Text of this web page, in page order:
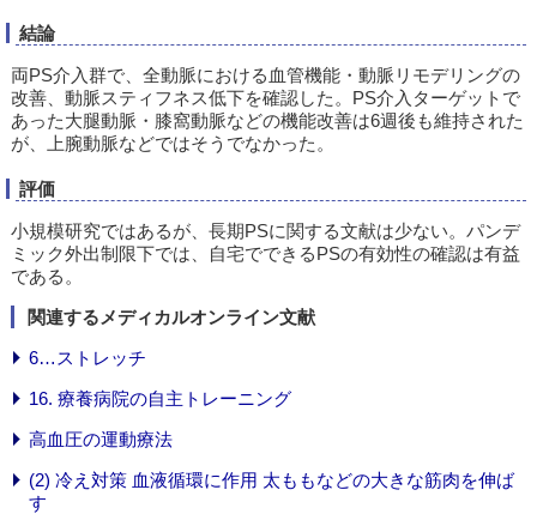
結論
両PS介入群で、全動脈における血管機能・動脈リモデリングの
改善、動脈スティフネス低下を確認した。PS介入ターゲットで
あった大腿動脈・膝窩動脈などの機能改善は6週後も維持された
が、上腕動脈などではそうでなかった。
評価
小規模研究ではあるが、長期PSに関する文献は少ない。パンデ
ミック外出制限下では、自宅でできるPSの有効性の確認は有益
である。
関連するメディカルオンライン文献
6…ストレッチ
16. 療養病院の自主トレーニング
高血圧の運動療法
(2) 冷え対策 血液循環に作用 太ももなどの大きな筋肉を伸ば
す